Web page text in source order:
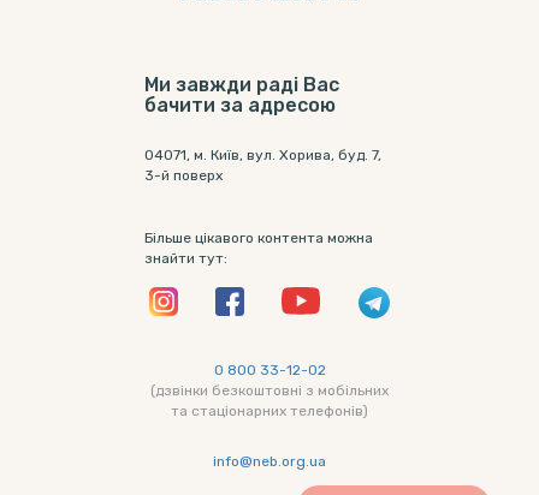
Ми завжди раді Вас
бачити за адресою
04071, м. Київ, вул. Хорива, буд. 7,
3-й поверх
Більше цікавого контента можна
знайти тут:
0 800 33-12-02
(дзвінки безкоштовні з мобільних
та стаціонарних телефонів)
info@neb.org.ua